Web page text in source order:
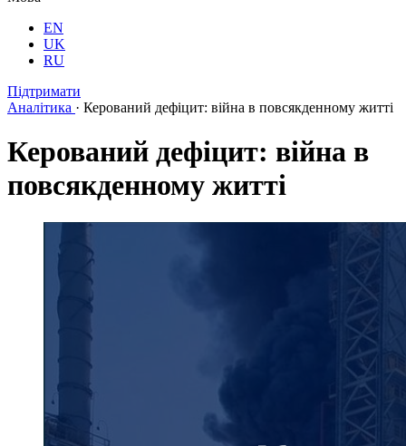
EN
UK
RU
Підтримати
Аналітика · Керований дефіцит: війна в повсякденному житті
Керований дефіцит: війна в
повсякденному житті